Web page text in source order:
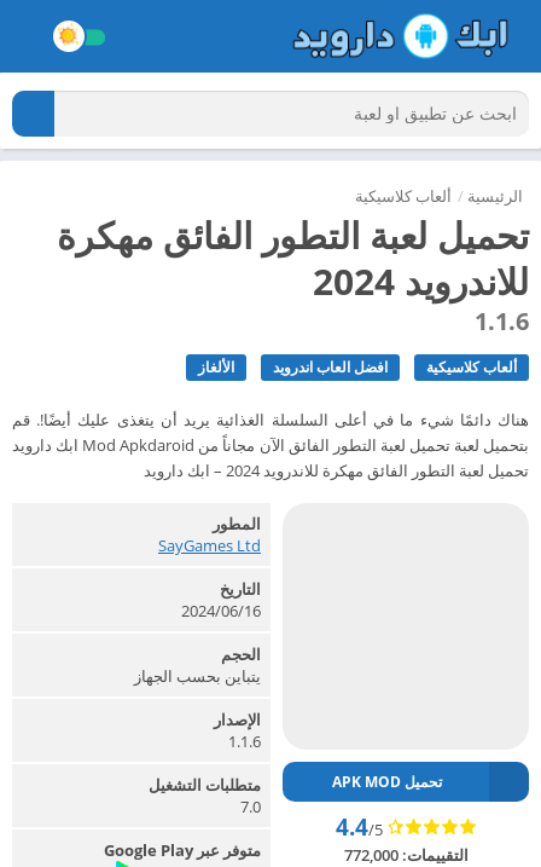
الرئيسية / ألعاب كلاسيكية
تحميل لعبة التطور الفائق مهكرة
للاندرويد 2024
1.1.6
ألعاب كلاسيكية افضل العاب اندرويد الألغاز
هناك دائمًا شيء ما في أعلى السلسلة الغذائية يريد أن يتغذى عليك أيضًا!. قم
بتحميل لعبة تحميل لعبة التطور الفائق الآن مجاناً من Mod Apkdaroid ابك دارويد
تحميل لعبة التطور الفائق مهكرة للاندرويد 2024 – ابك دارويد
تحميل APK MOD
4.4/5
التقييمات:772,000
المطور
SayGames Ltd‏
التاريخ
2024/06/16
الحجم
يتباين بحسب الجهاز
الإصدار
1.1.6
متطلبات التشغيل
7.0
متوفر عبر Google Play